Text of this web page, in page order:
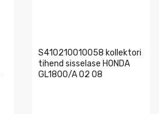
S410210010058 kollektori
tihend sisselase HONDA
GL1800/A 02 08